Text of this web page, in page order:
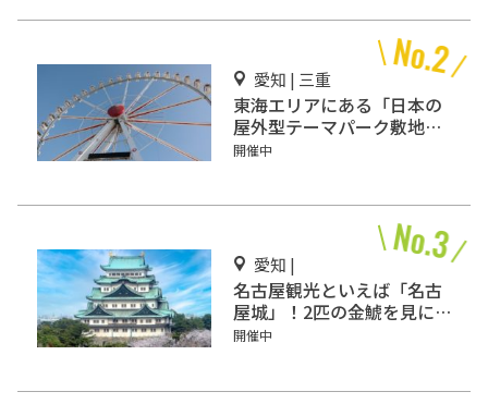
愛知 | 三重
東海エリアにある「日本の
屋外型テーマパーク敷地面
積ランキング」入りしてい
開催中
愛知 |
名古屋観光といえば「名古
屋城」！2匹の金鯱を見に
行こう
開催中